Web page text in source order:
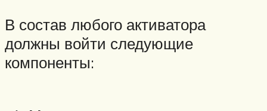
В состав любого активатора
должны войти следующие
компоненты: